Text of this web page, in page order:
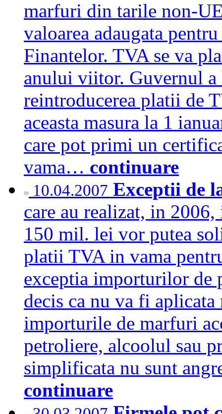
marfuri din tarile non-
valoarea adaugata
Finantelor. TVA se va
anului viitor. Guvernul
reintroducerea platii de
aceasta masura la 1
care pot primi un
vama… continuare
10.04.2007 Exceptii de
care au realizat, in
150 mil. lei vor putea
platii TVA in vama
exceptia importurilor de
decis ca nu va fi
importurile de marfuri
petroliere, alcoolul sau
simplificata nu sunt
continuare